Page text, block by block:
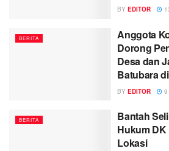
BY EDITOR
BERITA
Anggota
Dorong
Desa dan
Batubara
BY EDITOR 9
BERITA
Bantah
Hukum
Lokasi